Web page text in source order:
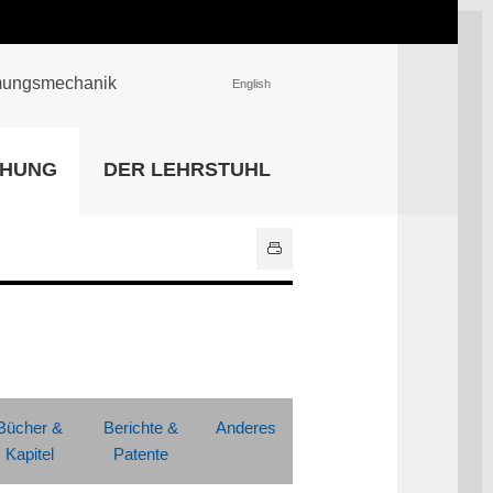
Universitätsbibliothek
English
DER LEHRSTUHL
&
Kapitel
Berichte &
Patente
Anderes